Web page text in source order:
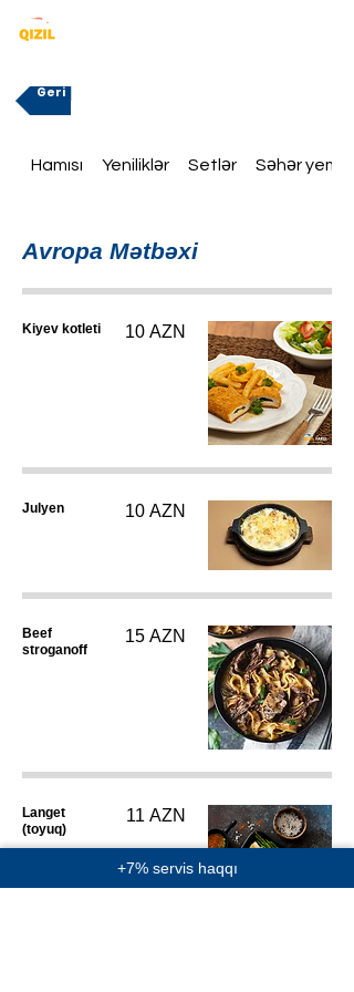
Geri
Hamısı Yeniliklər Setlər Səhər
Avropa Mətbəxi
Kiyev kotleti 10 AZN
Julyen 10 AZN
Beef
stroganoff
15 AZN
Langet
(toyuq)
11 AZN
+7% servis haqqı